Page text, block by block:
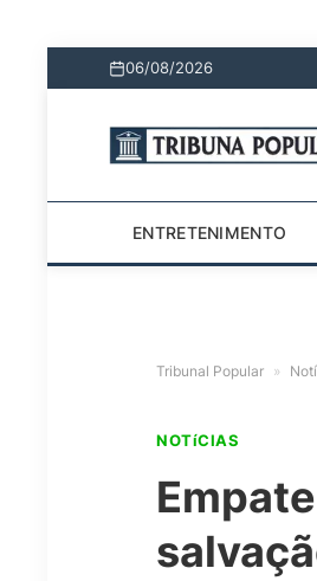
06/08/2026
ENTRETENIMENTO
Tribunal Popular »
NOTíCIAS